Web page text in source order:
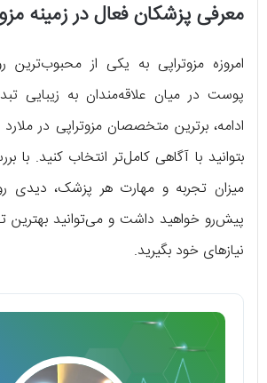
معرفی پزشکان فعال در زمینه
امروزه مزوتراپی به یکی از
پوست در میان علاقه‌مندان به زیبایی
ادامه، برترین متخصصان مزوتراپی در ملارد
بتوانید با آگاهی کامل‌تر انتخاب کنید. با
میزان تجربه و مهارت هر پزشک، دیدی
پیش‌رو خواهید داشت و می‌توانید بهترین
نیازهای خود بگیرید.